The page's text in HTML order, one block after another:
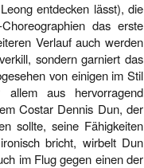
entdecken lässt), die
das erste
Verlauf auch werden
sondern garniert das
von einigen im Stil
aus hervorragend
Costar Dennis Dun, der
sollte, seine Fähigkeiten
bricht, wirbelt Dun
im Flug gegen einen der